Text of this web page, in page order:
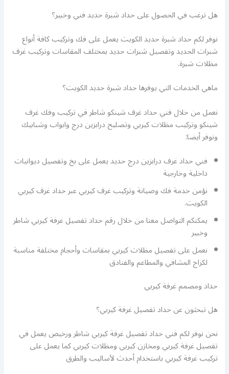
هل ترغب في الحصول على حداد شبرة حديد فني وخبير؟
نوفر لكم حداد شبرة حديد الكويت يعمل على فك وتركيب كافة أنواع
شبرات الحديد وتفصيل شبرات حديد بمختلف المقاسات وتركيب غرف
مظلات شبرة.
ماهي الخدمات التي يوفرها حداد شبرة حديد الكويت؟
نعمل من خلال فني حداد غرف شينكو شاطر في تركيب وفك غرف
شينكو وتركيب مظلات كيربي وتصليح درابزين درج وابواب وشبابيك
ونوفر أيضا:
فني حداد غرف درابزين درج حديد يعمل على بخ وتفصيل ديوانيات
داخلية وخارجية
نؤمن خدمة فك وصيانة وتركيب غرف كيربي عبر حداد غرف كيربي
الكويت.
يمكنكم التواصل معنا من خلال رقم حداد تفصيل غرفة كيربي شاطر
وخبير
نعمل على تفصيل مظلات كيربي بمقاسات وأحجام مختلفة مناسبة
لكراج المشافي والمطاعم والفنادق
حداد ومصمم غرفة كيربي
هل تبحثون عن حداد تفصيل غرفة كيربي؟
نحن نوفر لكم فني حداد تفصيل غرفة كيربي شاطر ورخيص يعمل في
تفصيل غرفة كيربي ومخازن كيربي ومظلات كيربي كما يعمل على
تركيب غرفة كيربي باستخدام أحدث لأساليب والطرق